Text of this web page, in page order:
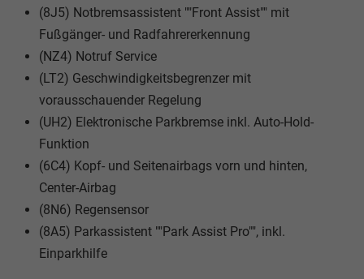
(8J5) Notbremsassistent ""Front Assist"" mit
Fußgänger- und Radfahrererkennung
(NZ4) Notruf Service
(LT2) Geschwindigkeitsbegrenzer mit
vorausschauender Regelung
(UH2) Elektronische Parkbremse inkl. Auto-Hold-
Funktion
(6C4) Kopf- und Seitenairbags vorn und hinten,
Center-Airbag
(8N6) Regensensor
(8A5) Parkassistent ""Park Assist Pro"", inkl.
Einparkhilfe